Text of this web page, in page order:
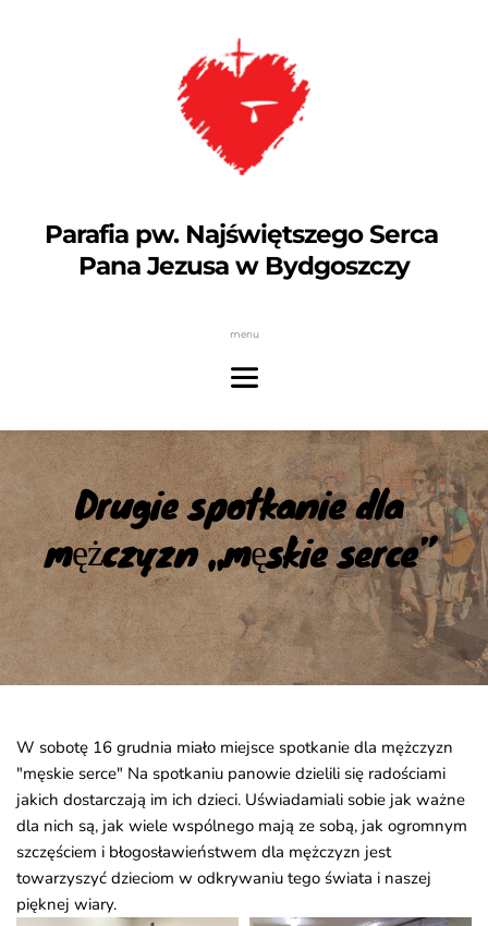
Parafia pw. Najświętszego Serca
Pana Jezusa w Bydgoszczy
menu
Drugie spotkanie dla
mężczyzn „męskie serce”
W sobotę 16 grudnia miało miejsce spotkanie dla mężczyzn
"męskie serce" Na spotkaniu panowie dzielili się radościami
jakich dostarczają im ich dzieci. Uświadamiali sobie jak ważne
dla nich są, jak wiele wspólnego mają ze sobą, jak ogromnym
szczęściem i błogosławieństwem dla mężczyzn jest
towarzyszyć dzieciom w odkrywaniu tego świata i naszej
pięknej wiary.